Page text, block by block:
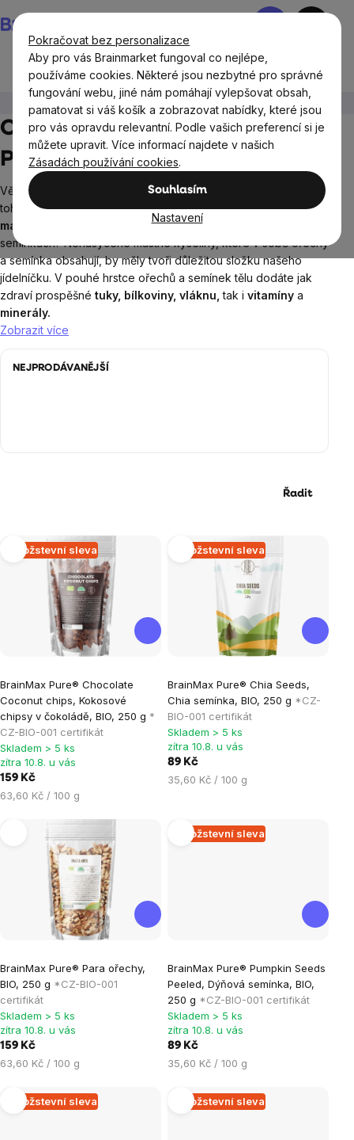
Pokračovat bez personalizace
Aby pro vás Brainmarket fungoval co nejlépe,
používáme cookies. Některé jsou nezbytné pro správné
fungování webu, jiné nám pomáhají vylepšovat obsah,
pamatovat si váš košík a zobrazovat nabídky, které jsou
pro vás opravdu relevantní. Podle vašich preferencí si je
můžete upravit. Více informací najdete v našich
Zásadách používání cookies.
Souhlasím
Nastavení
na
obsah
Nákupní
Potraviny Ořechy a semínka
Ořechy a semínka BrainMax
Pure
Věděli jste, že tuky by měly tvořit až30% denního příjmu
toho by minimálně dvě třetiny měly tvořit tzv.nenasycené
mastné kyseliny
, které jsou obsaženy v oříšcích a
semínkách?Nenasycené mastné kyseliny, které v sobě ořechy
a semínka obsahují, by měly tvoři důležitou složku našeho
jídelníčku. V pouhé hrstce ořechů a semínek tělu dodáte jak
zdraví prospěšné tuky, bílkoviny, vláknu,tak i vitamíny a
minerály.
Zobrazit více
NEJPRODÁVANĚJŠÍ
Řadit
Výpis
produktů
Množstevní sleva
BrainMax Pure® Chocolate
Coconut chips, Kokosové
chipsy v čokoládě, BIO, 250 g *
CZ-BIO-001 certifikát
hodnocení
produktu
je
5,0
z
Skladem > 5 ks
zítra 10.8. u vás
159 Kč
Měrná
63,60 Kč / 100 g
Množstevní sleva
BrainMax Pure® Chia Seeds,
Chia semínka, BIO, 250 g *CZ-
BIO-001 certifikát
hodnocení
produktu
je
4,5
z
5
Skladem > 5 ks
zítra 10.8. u vás
89 Kč
Měrná
35,60 Kč / 100 g
BrainMax Pure® Para ořechy,
BIO, 250 g *CZ-BIO-001
certifikát
hodnocení
produktu
je
5,0
z
5
hvězdiček.
Skladem > 5 ks
zítra 10.8. u vás
159 Kč
Měrná
63,60 Kč / 100 g
Množstevní sleva
BrainMax Pure® Pumpkin Seeds
Peeled, Dýňová semínka, BIO,
250 g *CZ-BIO-001 certifikát
hodnocení
produktu
je
5,0
z
5
hvězdiček.
Skladem > 5 ks
zítra 10.8. u vás
89 Kč
Měrná
35,60 Kč / 100 g
Množstevní sleva Množstevní sleva